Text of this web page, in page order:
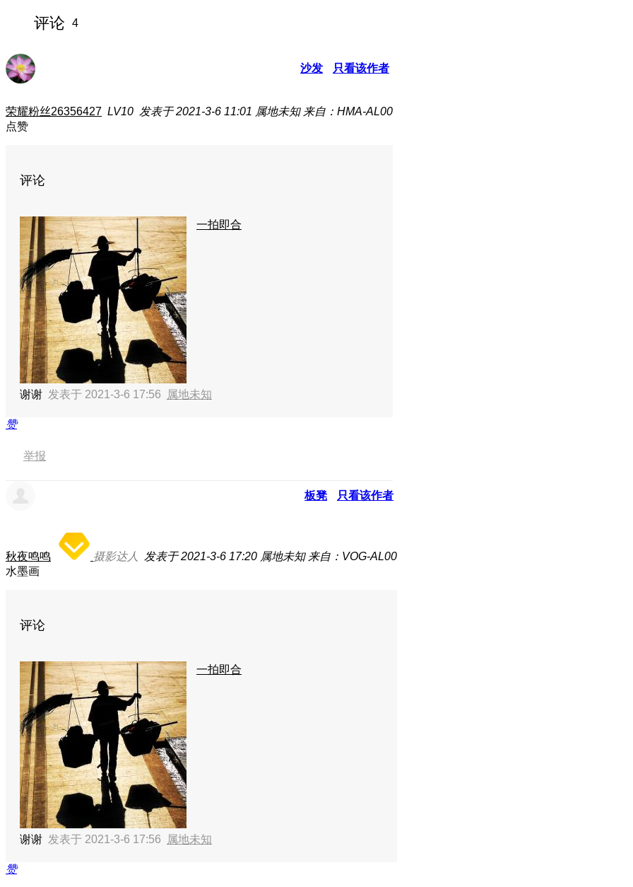
评论 4
沙发 只看该作者
荣耀粉丝26356427 LV10 发表于 2021-3-6 11:01 属地未知 来自：HMA-AL00
点赞
评论
一拍即合
谢谢 发表于 2021-3-6 17:56 属地未知
赞
举报
板凳 只看该作者
秋夜鸣鸣 摄影达人 发表于 2021-3-6 17:20 属地未知 来自：VOG-AL00
水墨画
评论
一拍即合
谢谢 发表于 2021-3-6 17:56 属地未知
赞